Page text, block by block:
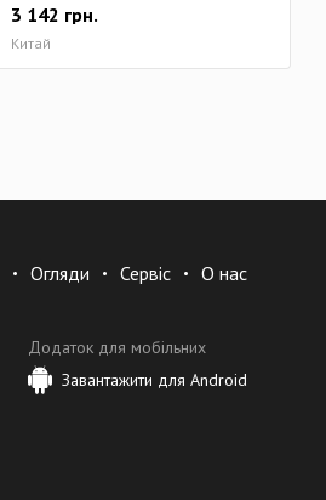
3 142 грн.
Китай
Огляди Сервіс О нас
Додаток для мобільних
Завантажити для Android